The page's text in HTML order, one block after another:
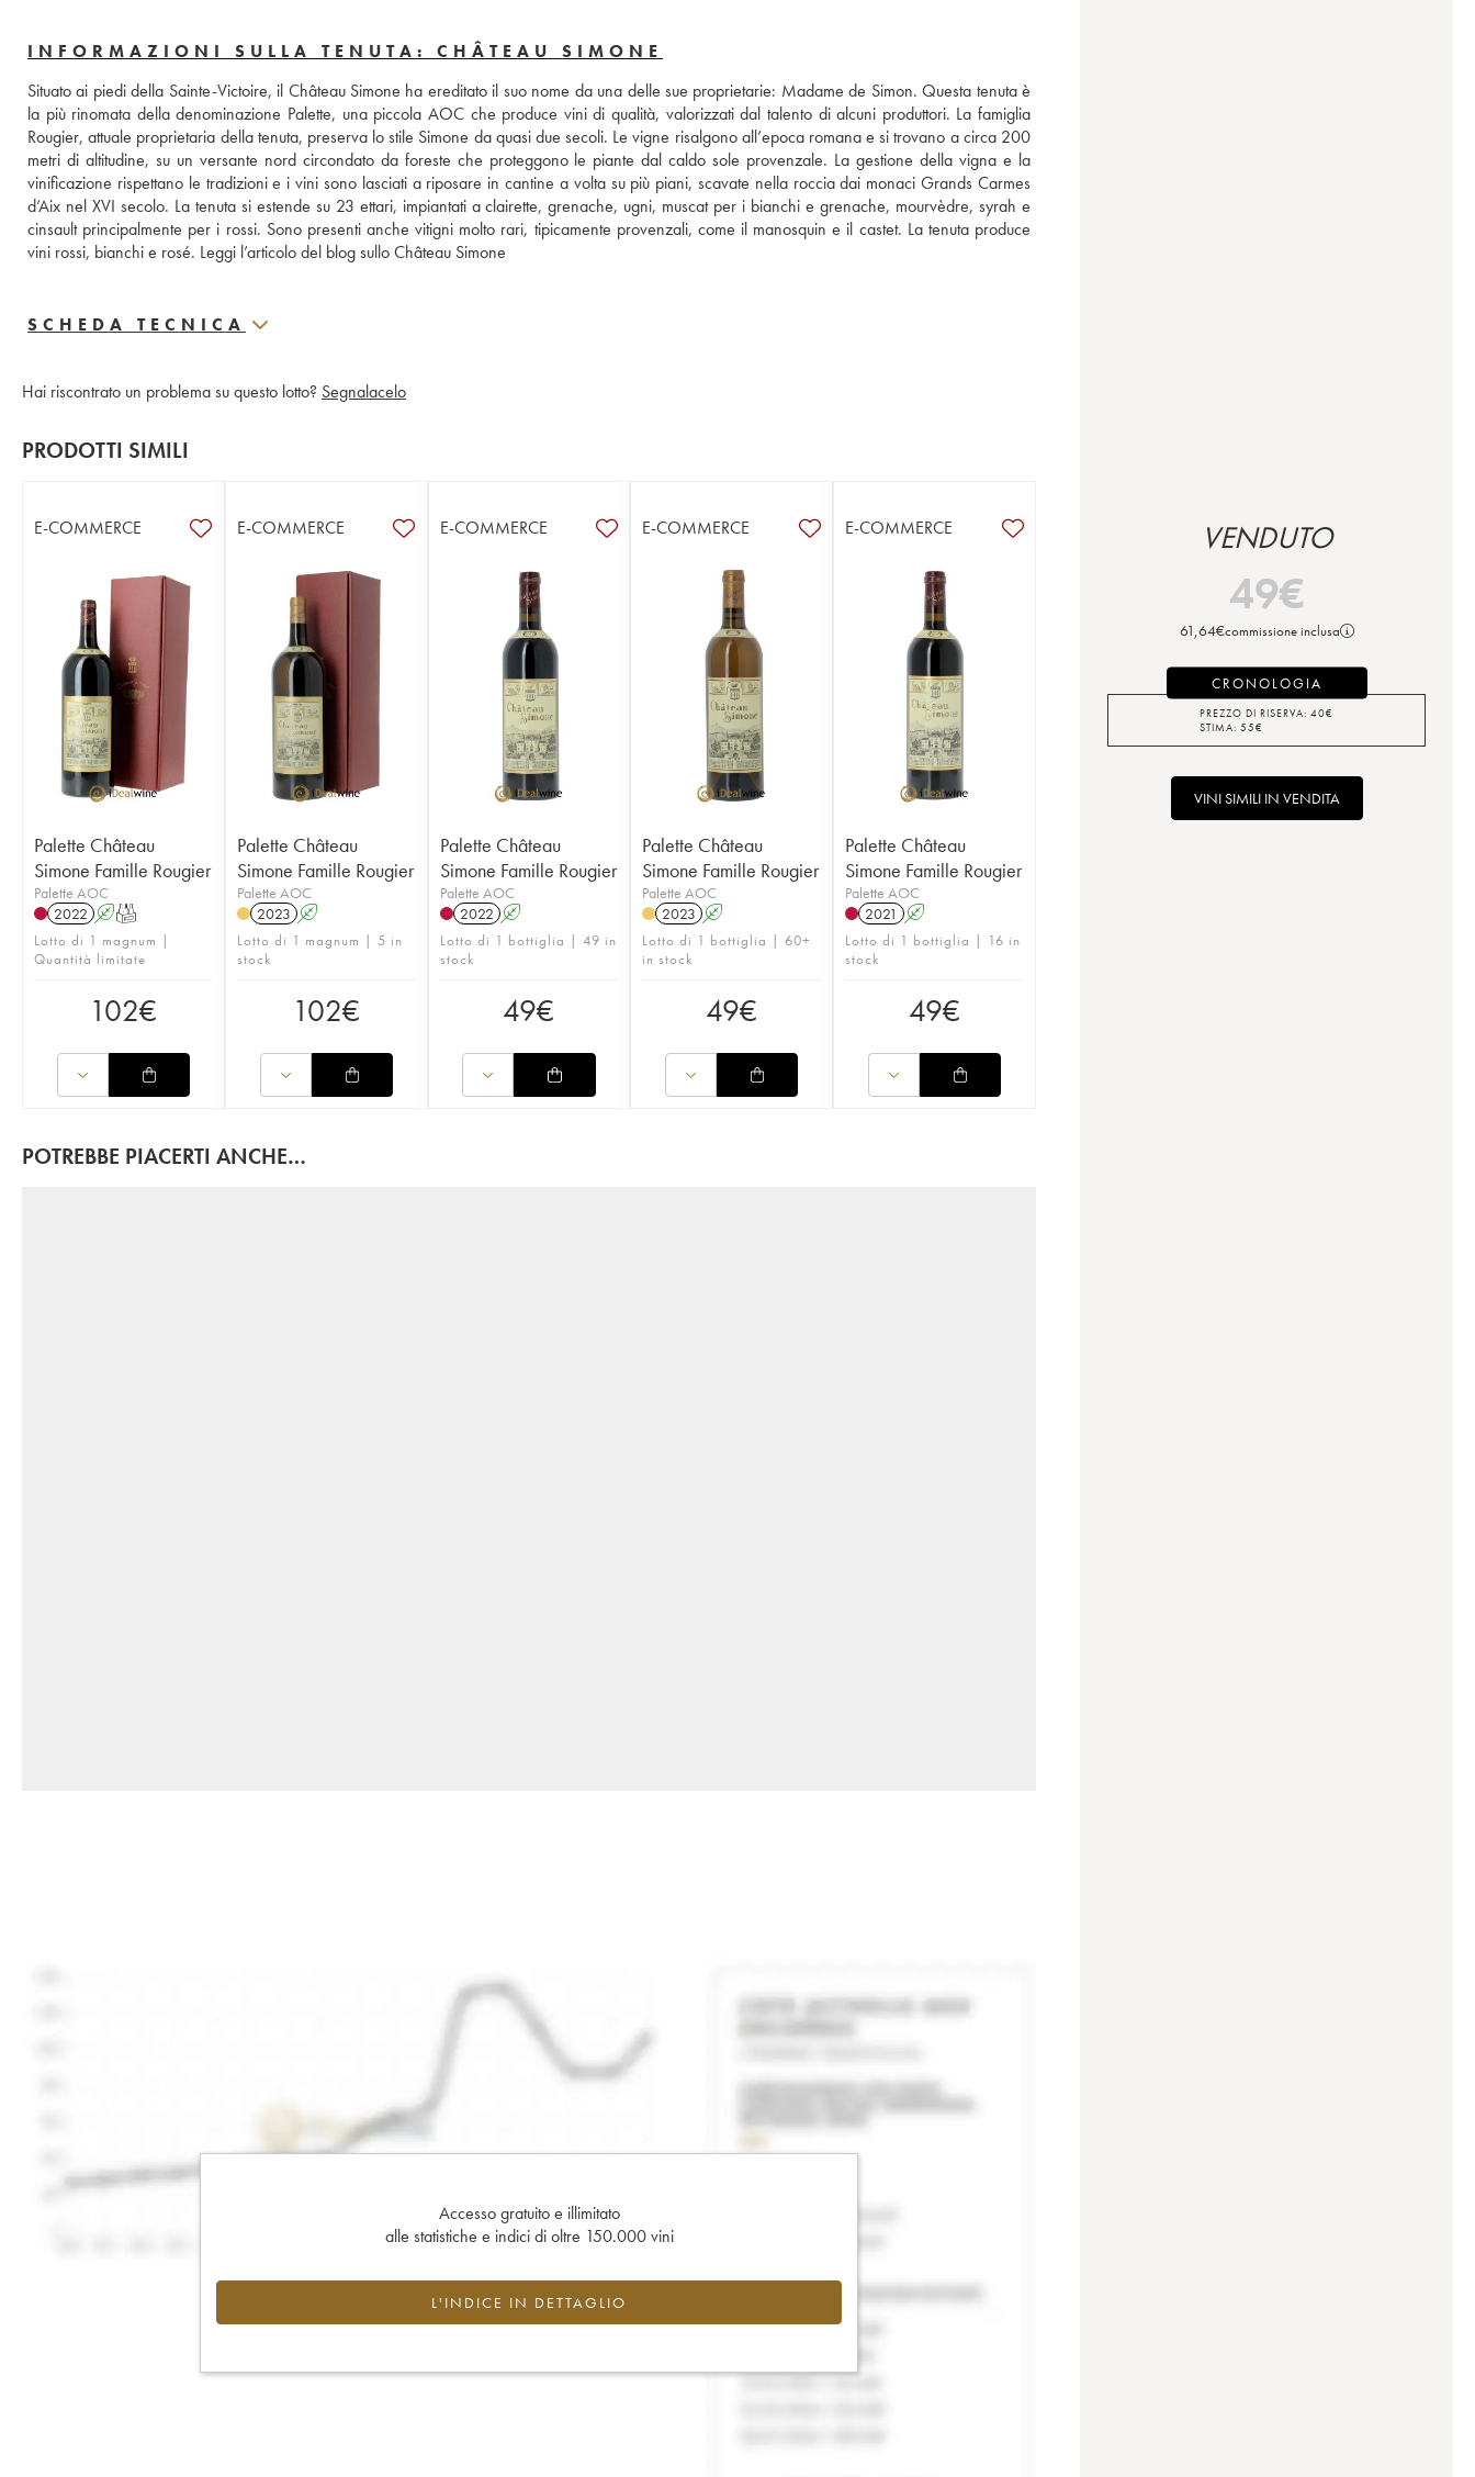
INFORMAZIONI SULLA TENUTA: CHÂTEAU SIMONE
Situato ai piedi della Sainte-Victoire, il Château Simone ha ereditato il suo nome da una delle sue proprietarie: Madame de Simon. Questa tenuta è
la più rinomata della denominazione Palette, una piccola AOC che produce vini di qualità, valorizzati dal talento di alcuni produttori. La famiglia
Rougier, attuale proprietaria della tenuta, preserva lo stile Simone da quasi due secoli. Le vigne risalgono all’epoca romana e si trovano a circa 200
metri di altitudine, su un versante nord circondato da foreste che proteggono le piante dal caldo sole provenzale. La gestione della vigna e la
vinificazione rispettano le tradizioni e i vini sono lasciati a riposare in cantine a volta su più piani, scavate nella roccia dai monaci Grands Carmes
d’Aix nel XVI secolo. La tenuta si estende su 23 ettari, impiantati a clairette, grenache, ugni, muscat per i bianchi e grenache, mourvèdre, syrah e
cinsault principalmente per i rossi. Sono presenti anche vitigni molto rari, tipicamente provenzali, come il manosquin e il castet. La tenuta produce
vini rossi, bianchi e rosé. Leggi l’articolo del blog sullo Château Simone
SCHEDA TECNICA
Hai riscontrato un problema su questo lotto? Segnalacelo
PRODOTTI SIMILI
E-COMMERCE
Palette Château
Simone Famille Rougier
Palette AOC
2022 AT
Lotto di 1 magnum |
Quantità limitate
102€
E-COMMERCE
Palette Château
Simone Famille Rougier
Palette AOC
2023 A
Lotto di 1 magnum | 5 in
stock
102€
E-COMMERCE
Palette Château
Simone Famille Rougier
Palette AOC
2022 A
Lotto di 1 bottiglia | 49 in
stock
49€
E-COMMERCE
Palette Château
Simone Famille Rougier
Palette AOC
2023 A
Lotto di 1 bottiglia | 60+
in stock
49€
E-COMMERCE
Palette Château
Simone Famille Rougier
Palette AOC
2021
A
Lotto di 1 bottiglia | 16 in
stock
49€
POTREBBE PIACERTI ANCHE…
Accesso gratuito e illimitato
alle statistiche e indici di oltre 150.000 vini
L'INDICE IN DETTAGLIO
VENDUTO
49€
61,64€commissione inclusa
CRONOLOGIA
PREZZO DI RISERVA: 40€
STIMA: 55€
VINI SIMILI IN VENDITA